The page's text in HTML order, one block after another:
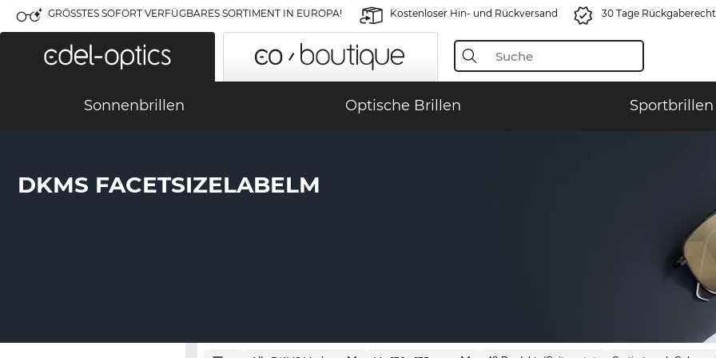
GRÖSSTES SOFORT VERFÜGBARES SORTIMENT IN EUROPA! Kostenloser Hin- und Rückversand 30 Tage Rückgaberecht
Sonnenbrillen Optische Brillen Sportbrillen
DKMS FACETSIZELABELM